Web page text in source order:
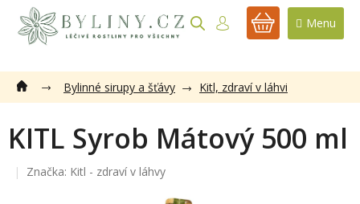
obsah
NÁKUPNÍ
Bylinné sirupy a šťávy Kitl, zdraví v láhvi
KITL Syrob Mátový 500 ml
Značka: Kitl - zdraví v láhvy